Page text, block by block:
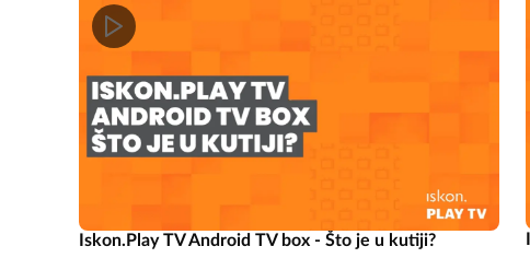
Iskon.Play TV Android TV box - Što je u kutiji?